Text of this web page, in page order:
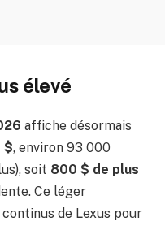
élevé
affiche désormais
$, environ 93 000
soit 800 $ de plus
Ce léger
de Lexus pour